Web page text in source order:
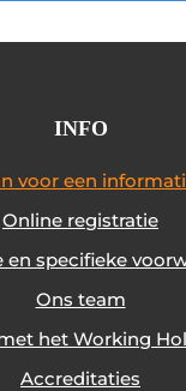
INFO
voor een
Online registratie
en specifieke
Ons team
het Working
Accreditaties